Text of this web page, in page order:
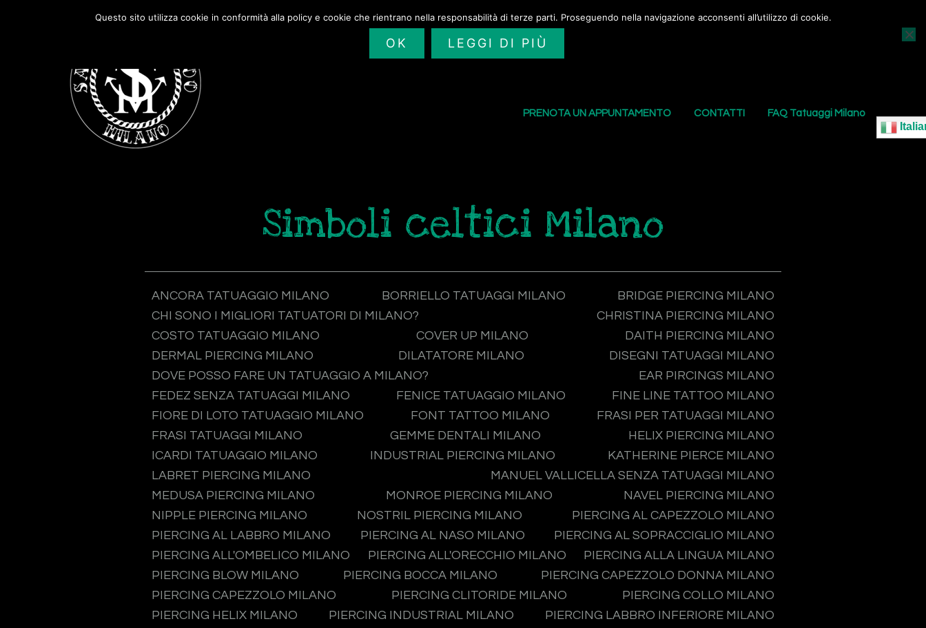
SAILORS TATTOO I NOSTRI TATUAGGI
PRENOTA UN APPUNTAMENTO CONTATTI FAQ Tatuaggi Milano
Simboli celtici Milano
ANCORA TATUAGGIO MILANO BORRIELLO TATUAGGI MILANO
BRIDGE PIERCING MILANO
CHI SONO I MIGLIORI TATUATORI DI MILANO?
CHRISTINA PIERCING MILANO
COSTO TATUAGGIO MILANO
COVER UP MILANO
DAITH PIERCING MILANO
DERMAL PIERCING MILANO
DILATATORE MILANO
DISEGNI TATUAGGI MILANO
DOVE POSSO FARE UN TATUAGGIO A MILANO?
EAR PIRCINGS MILANO
FEDEZ SENZA TATUAGGI MILANO
FENICE TATUAGGIO MILANO
FINE LINE TATTOO MILANO
FIORE DI LOTO TATUAGGIO MILANO
FONT TATTOO MILANO
FRASI PER TATUAGGI MILANO
FRASI TATUAGGI MILANO
GEMME DENTALI MILANO
HELIX PIERCING MILANO
ICARDI TATUAGGIO MILANO
INDUSTRIAL PIERCING MILANO
KATHERINE PIERCE MILANO
LABRET PIERCING MILANO
MANUEL VALLICELLA SENZA TATUAGGI MILANO
MEDUSA PIERCING MILANO
MONROE PIERCING MILANO
NAVEL PIERCING MILANO
NIPPLE PIERCING MILANO
NOSTRIL PIERCING MILANO
PIERCING AL CAPEZZOLO MILANO
PIERCING AL LABBRO MILANO
PIERCING AL NASO MILANO
PIERCING AL SOPRACCIGLIO MILANO
PIERCING ALL'OMBELICO MILANO
PIERCING ALL'ORECCHIO MILANO
PIERCING ALLA LINGUA MILANO
PIERCING BLOW MILANO
PIERCING BOCCA MILANO
PIERCING CAPEZZOLO DONNA MILANO
PIERCING CAPEZZOLO MILANO
PIERCING CLITORIDE MILANO
PIERCING COLLO MILANO
PIERCING HELIX MILANO
PIERCING INDUSTRIAL MILANO
PIERCING LABBRO INFERIORE MILANO
Questo sito utilizza cookie in conformità alla policy e cookie che rientrano nella responsabilità di terze parti. Proseguendo nella navigazione acconsenti all’utilizzo di cookie.
OK LEGGI DI PIÙ